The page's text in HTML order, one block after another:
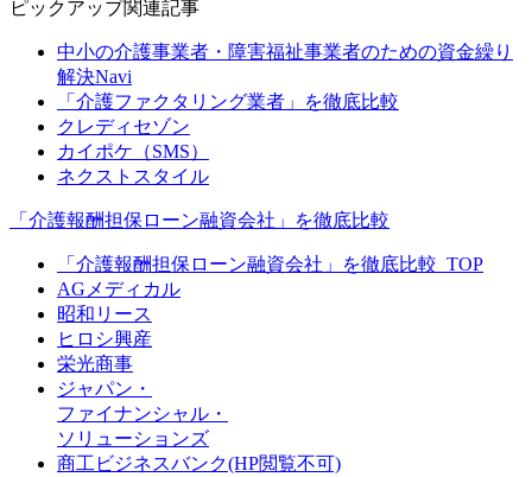
ピックアップ関連記事
中小の介護事業者・障害福祉事業者のための資金繰り
解決Navi
「介護ファクタリング業者」を徹底比較
クレディセゾン
カイポケ（SMS）
ネクストスタイル
「介護報酬担保ローン融資会社」を徹底比較
「介護報酬担保ローン融資会社」を徹底比較_TOP
AGメディカル
昭和リース
ヒロシ興産
栄光商事
ジャパン・
ファイナンシャル・
ソリューションズ
商工ビジネスバンク(HP閲覧不可)